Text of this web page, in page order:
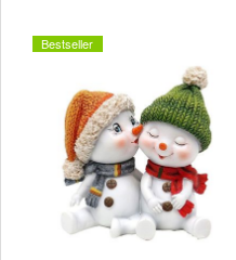
Bestseller